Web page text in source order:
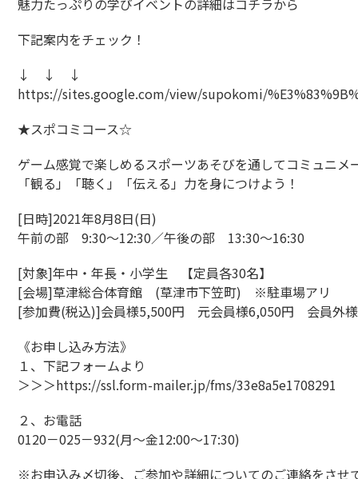
魅力たっぷりの学びイベントの詳細はコチラから
下記案内をチェック！
↓ ↓ ↓
https://sites.google.com/view/supokomi/
★スポコミコース☆
ゲーム感覚で楽しめるスポーツあそびを通してコミュニメ
「観る」「聴く」「伝える」力を身につけよう！
[日時]2021年8月8日(日)
午前の部 9:30～12:30／午後の部 13:30～16:30
[対象]年中・年長・小学生 【定員各30名】
[会場]草津総合体育館 (草津市下笠町) ※駐車場アリ
[参加費(税込)]会員様5,500円 元会員様6,050円 会員外
《お申し込み方法》
１、下記フォームより
＞＞＞https://ssl.form-mailer.jp/fms/33e8a5e1708291
２、お電話
0120－025－932(月～金12:00～17:30)
※お申込み〆切後、ご参加や詳細についてのご連絡をさせ